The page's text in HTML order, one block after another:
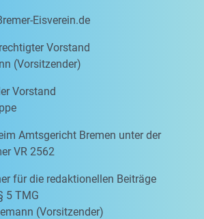
Eisverein.de
Vorstand
(Vorsitzender)
Vorstand
Amtsgericht Bremen unter der
VR 2562
für die redaktionellen Beiträge
5 TMG
(Vorsitzender)